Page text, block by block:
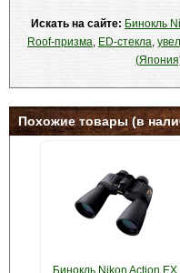
Искать на сайте: Бинокль
Roof-призма, ED-стекла,
Похожие товары (в
Бинокль Nikon Action EX